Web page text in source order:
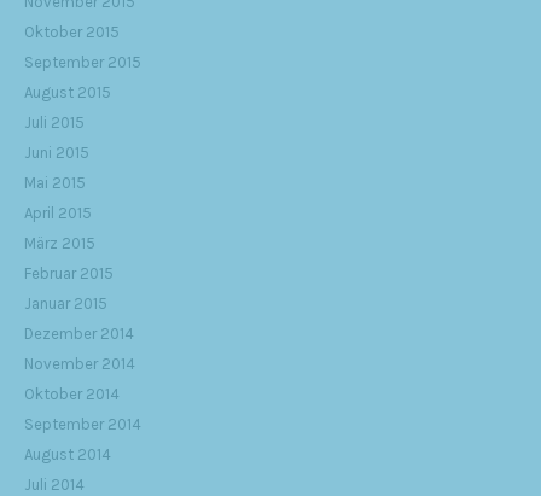
Oktober 2015
September 2015
August 2015
Juli 2015
Juni 2015
Mai 2015
April 2015
März 2015
Februar 2015
Januar 2015
Dezember 2014
November 2014
Oktober 2014
September 2014
August 2014
Juli 2014